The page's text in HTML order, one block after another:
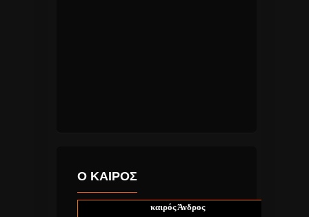
Ο ΚΑΙΡΟΣ
καιρός Άνδρος